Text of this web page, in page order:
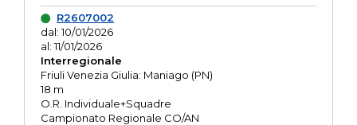
R2607002
dal: 10/01/2026
al: 11/01/2026
Interregionale
Friuli Venezia Giulia: Maniago (PN)
18 m
O.R. Individuale+Squadre
Campionato Regionale CO/AN